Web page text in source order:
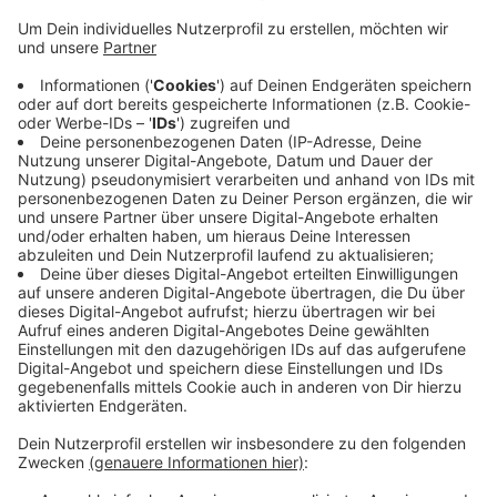
Familien bis 5 Personen 500 Euro und Familien ab 6
Personen 750 Euro. Der Großteil des Geldes
stammt aus dem kurz nach der
Hochwasserkatastrophe eingerichteten
städtischen Spendenkonto „Stolberg hilft“. Rund
800.000 Euro sind bisher darauf eingegangen. Im
ersten Schritt konnten Menschen Geld erhalten,
die ihren Wohnort in den Katastrophengebieten in
der Innenstadt, Vicht oder Zweifall nachweisen
konnten. Die Stadt plant bereits weitere
Verteilaktionen der städtischen Gelder.
Veröffentlicht:Montag, 26.07.2021 07:33
Anzeige